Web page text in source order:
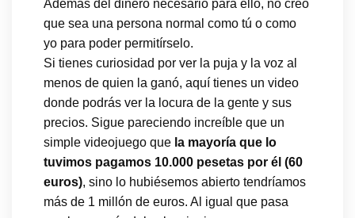
Además del dinero necesario para ello, no creo
que sea una persona normal como tú o como
yo para poder permitírselo.
Si tienes curiosidad por ver la puja y la voz al
menos de quien la ganó, aquí tienes un video
donde podrás ver la locura de la gente y sus
precios. Sigue pareciendo increíble que un
simple videojuego que la mayoría que lo
tuvimos pagamos 10.000 pesetas por él (60
euros), sino lo hubiésemos abierto tendríamos
más de 1 millón de euros. Al igual que pasa